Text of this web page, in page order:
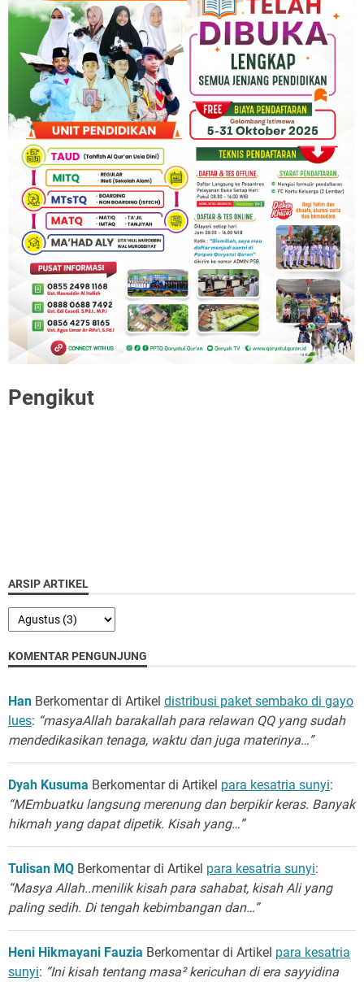
Pengikut
ARSIP ARTIKEL
KOMENTAR PENGUNJUNG
Han Berkomentar di Artikel distribusi paket sembako di gayo
lues: “masyaAllah barakallah para relawan QQ yang sudah
mendedikasikan tenaga, waktu dan juga materinya…”
Dyah Kusuma Berkomentar di Artikel para kesatria sunyi:
“MEmbuatku langsung merenung dan berpikir keras. Banyak
hikmah yang dapat dipetik. Kisah yang…”
Tulisan MQ Berkomentar di Artikel para kesatria sunyi:
“Masya Allah..menilik kisah para sahabat, kisah Ali yang
paling sedih. Di tengah kebimbangan dan…”
Heni Hikmayani Fauzia Berkomentar di Artikel para kesatria
sunyi: “Ini kisah tentang masa² kericuhan di era sayyidina